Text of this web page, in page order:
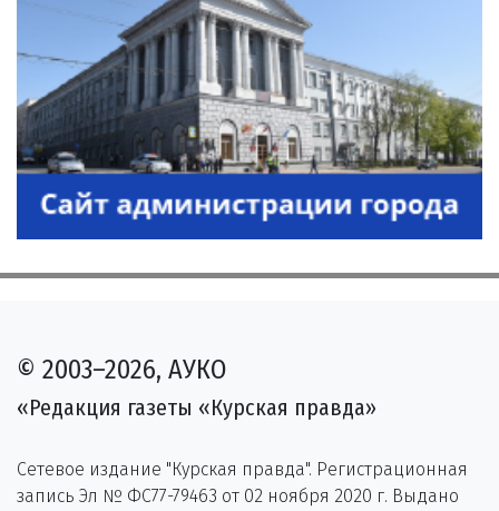
© 2003–2026, АУКО
«Редакция газеты «Курская правда»
Сетевое издание "Курская правда". Регистрационная
запись Эл № ФС77-79463 от 02 ноября 2020 г. Выдано